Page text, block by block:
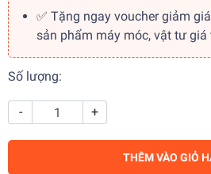
✅ Tặng ngay voucher giảm
sản phẩm máy móc, vật tư giá
Số lượng:
- +
THÊM VÀO GIỎ